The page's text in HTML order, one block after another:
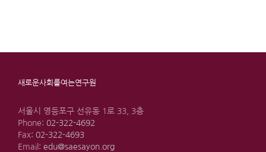
새로운사회를여는연구원
서울시 영등포구 선유동 1로 33, 3층
Phone: 02-322-4692
Fax: 02-322-4693
Email: edu@saesayon.org